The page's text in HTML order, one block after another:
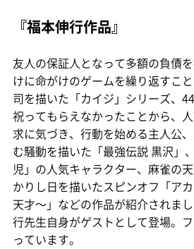
『福本伸行作品』
友人の保証人となって多額の負債
けに命がけのゲームを繰り返すこ
司を描いた「カイジ」シリーズ、
祝ってもらえなかったことから、
求に気づき、行動を始める主人公
む騒動を描いた「最強伝説 黒沢」
児」の人気キャラクター、麻雀の
かりし日を描いたスピンオフ「ア
天才〜」などの作品が紹介されま
行先生自身がゲストとして登場。
っています。